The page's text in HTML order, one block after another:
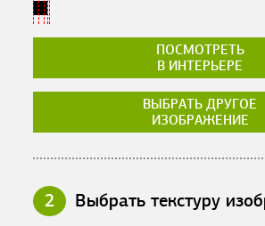
ПОСМОТРЕТЬ
В ИНТЕРЬЕРЕ
ВЫБРАТЬ ДРУГОЕ
ИЗОБРАЖЕНИЕ
2 Выбрать текстуру